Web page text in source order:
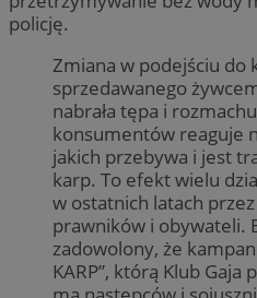
policję.
Zmiana w podejściu do
sprzedawanego
nabrała tępa i
konsumentów reaguje
jakich przebywa i jest
karp. To efekt wielu
w ostatnich latach
prawników i obywateli.
zadowolony, że
KARP”, którą Klub